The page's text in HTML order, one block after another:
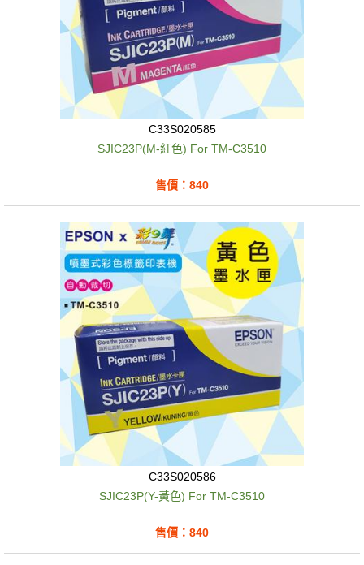
C33S020585
SJIC23P(M-紅色) For TM-C3510
售價：840
C33S020586
SJIC23P(Y-黃色) For TM-C3510
售價：840